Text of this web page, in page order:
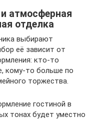
атмосферная
отделка
выбирают
её зависит от
кто-то
кому-то больше по
торжества.
гостиной в
тонах будет уместно